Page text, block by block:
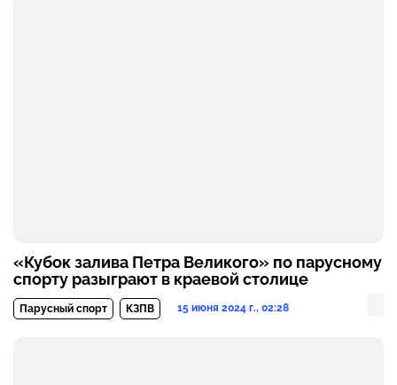
«Кубок залива Петра Великого» по парусному
спорту разыграют в краевой столице
Парусный спорт КЗПВ 15 июня 2024 г., 02:28